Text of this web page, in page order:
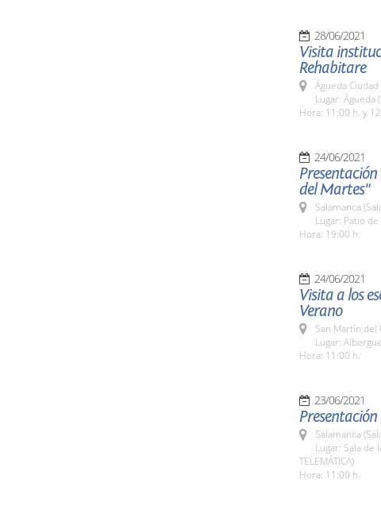
28/06/2021
Visita
Rehabitare
Águeda
Lugar: Águeda
Hora: 11:00 h. y
24/06/2021
del Martes"
Salamanca
Lugar: Patio de
Hora: 19:00 h.
24/06/2021
Visita a los
Verano
San Martín del
Lugar:
Hora: 11:00 h.
23/06/2021
Salamanca
Lugar: Sala de
TELEMÁTICA)
Hora: 11:00 h.